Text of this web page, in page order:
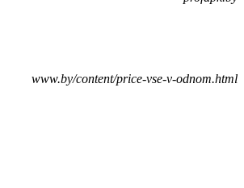
www.by/content/price-vse-v-odnom.html